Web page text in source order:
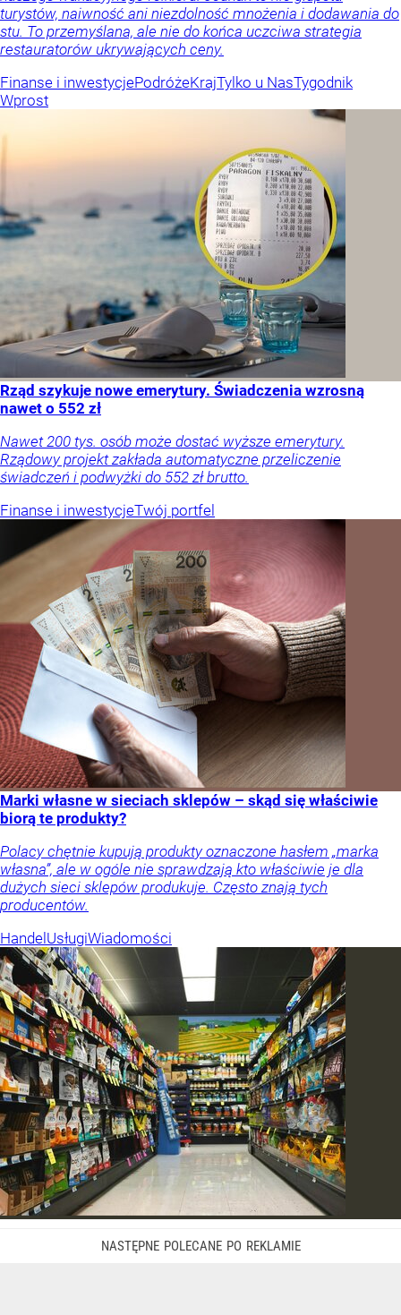
turystów, naiwność ani niezdolność mnożenia i dodawania do
stu. To przemyślana, ale nie do końca uczciwa strategia
restauratorów ukrywających ceny.
Finanse i inwestycjePodróżeKrajTylko u NasTygodnik
Wprost
Rząd szykuje nowe emerytury. Świadczenia wzrosną
nawet o 552 zł
Nawet 200 tys. osób może dostać wyższe emerytury.
Rządowy projekt zakłada automatyczne przeliczenie
świadczeń i podwyżki do 552 zł brutto.
Finanse i inwestycjeTwój portfel
Marki własne w sieciach sklepów – skąd się właściwie
biorą te produkty?
Polacy chętnie kupują produkty oznaczone hasłem „marka
własna”, ale w ogóle nie sprawdzają kto właściwie je dla
dużych sieci sklepów produkuje. Często znają tych
producentów.
Handel UsługiWiadomości